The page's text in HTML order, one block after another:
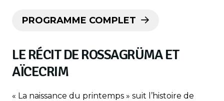
PROGRAMME COMPLET
LE RÉCIT DE ROSSAGRÜMA ET
AÏCECRIM
« La naissance du printemps » suit l’histoire de